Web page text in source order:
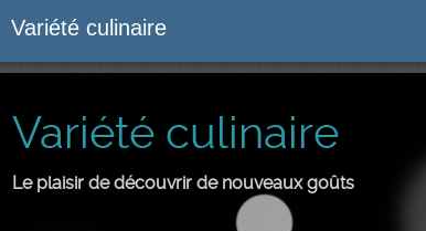
Variété culinaire
Variété culinaire
Le plaisir de découvrir de nouveaux goûts